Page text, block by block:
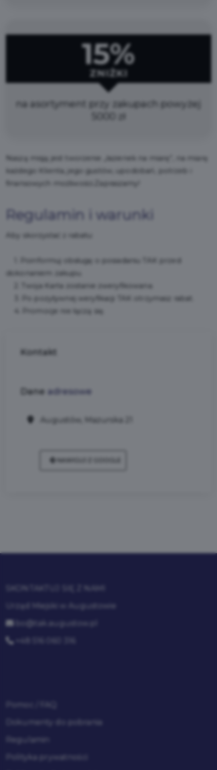
15%
ZNIŻKI
na asortyment przy zakupach powyżej
Naszą misją jest tworzenie „łazienek na miarę”, na miarę
każdego Klienta, jego gustów, upodobań, potrzeb i
finansowych możliwości.Zapraszamy!
Regulamin i warunki
Aby skorzystać z rabatu:
1. Poinformuj obsługę o posiadaniu TAK przed
dokonaniem zakupu.
2. Twoja Karta zostanie zweryfikowana.
3. Po pozytywnej weryfikacji TAK otrzymasz rabat.
4. Promocje nie łączą się.
Kontakt
Dane adresowe
Augustów, Mazurska 21
Urząd Miejski w Augustowie
bo@tak.augustow.pl
+48 516 060 316
Dokumenty do pobrania
Regulamin
Polityka prywatności